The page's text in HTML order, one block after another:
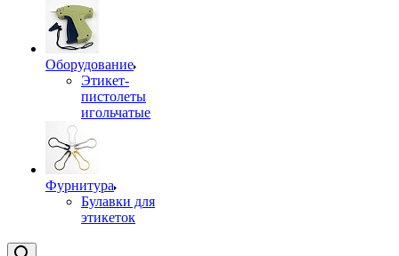
Оборудование
Этикет-
пистолеты
игольчатые
Фурнитура
Булавки для
этикеток